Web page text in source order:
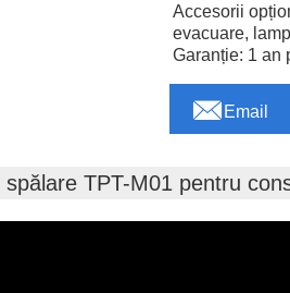
Accesorii
evacuare,
Garanție: 1 an
 Email
TPT-M01 pentru